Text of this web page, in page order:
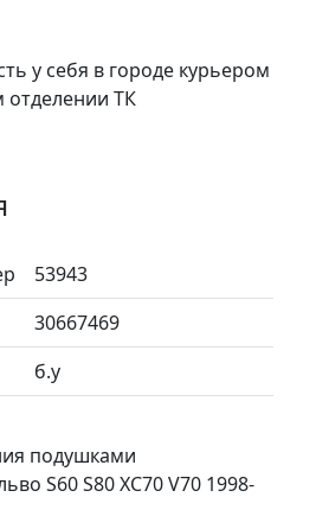
у себя в городе курьером
ТК
53943
30667469
б.у
подушками
S60 S80 XC70 V70 1998-